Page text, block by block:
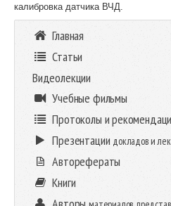
калибровка датчика ВЧД.
Главная
Статьи
Видеолекции
Учебные фильмы
Протоколы и
Презентации докладов и
Авторефераты
Книги